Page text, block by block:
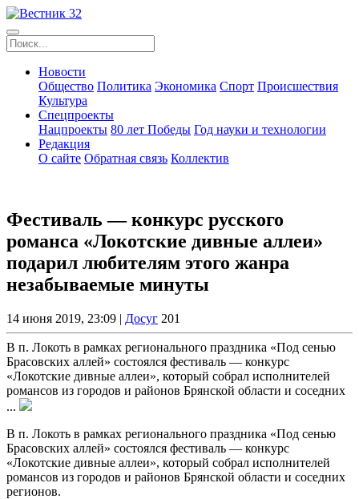
Новости
Общество Политика Экономика Спорт Происшествия
Культура
Спецпроекты
Нацпроекты 80 лет Победы Год науки и технологии
Редакция
О сайте Обратная связь Коллектив
Фестиваль — конкурс русского
романса «Локотские дивные аллеи»
подарил любителям этого жанра
незабываемые минуты
14 июня 2019, 23:09 | Досуг 201
В п. Локоть в рамках регионального праздника «Под сенью
Брасовских аллей» состоялся фестиваль — конкурс
«Локотские дивные аллеи», который собрал исполнителей
романсов из городов и районов Брянской области и соседних
...
В п. Локоть в рамках регионального праздника «Под сенью
Брасовских аллей» состоялся фестиваль — конкурс
«Локотские дивные аллеи», который собрал исполнителей
романсов из городов и районов Брянской области и соседних
регионов.